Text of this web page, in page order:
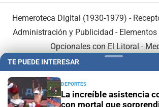
Hemeroteca Digital (1930-1979) -
Administración y Publicidad -
Opcionales con El Litoral -
TE PUEDE INTERESAR
DEPORTES
La increíble asistencia
con mortal que